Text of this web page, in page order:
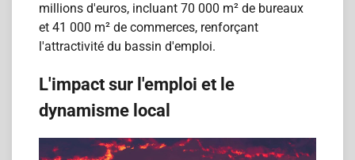
millions d'euros, incluant 70 000 m² de bureaux
et 41 000 m² de commerces, renforçant
l'attractivité du bassin d'emploi.
L'impact sur l'emploi et le
dynamisme local